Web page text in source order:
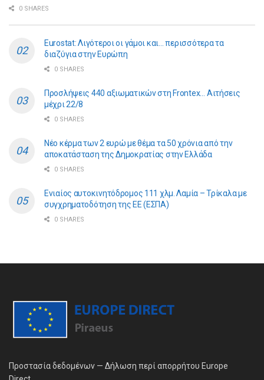
0 SHARES
Eurostat: Λιγότεροι οι γάμοι και… περισσότερα τα
διαζύγια στην Ευρώπη
0 SHARES
Προσλήψεις 440 αξιωματικών στη Frontex… Αιτήσεις
μέχρι 22/8
0 SHARES
Νέο κέρμα των 2 ευρώ με θέμα τα 50 χρόνια από την
αποκατάσταση της Δημοκρατίας στην Ελλάδα
0 SHARES
Ενιαίος αυτοκινητόδρομος 111 χλμ. Λαμία – Τρίκαλα με
συγχρηματοδότηση της ΕE (ΕΣΠΑ)
0 SHARES
Προστασία δεδομένων — Δήλωση περί απορρήτου Europe